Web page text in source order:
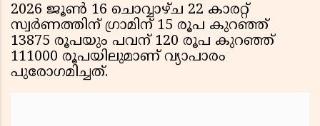
2026 ജൂൺ 16 ചൊവ്വാഴ്ച 22 കാരറ്റ്
സ്വർണത്തിന് ഗ്രാമിന് 15 രൂപ കുറഞ്ഞ്
13875 രൂപയും പവന് 120 രൂപ കുറഞ്ഞ്
111000 രൂപയിലുമാണ് വ്യാപാരം
പുരോഗമിച്ചത്.